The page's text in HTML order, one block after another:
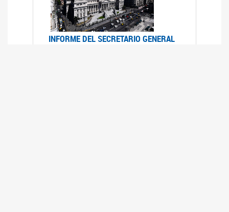
INFORME DEL SECRETARIO GENERAL